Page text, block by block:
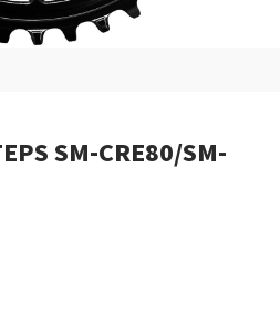
SM-CRE80/SM-